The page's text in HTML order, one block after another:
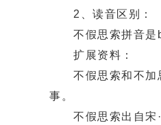
2、读音区别：
不假思索拼音是
扩展资料：
不假思索和不加思
事。
不假思索出自宋·